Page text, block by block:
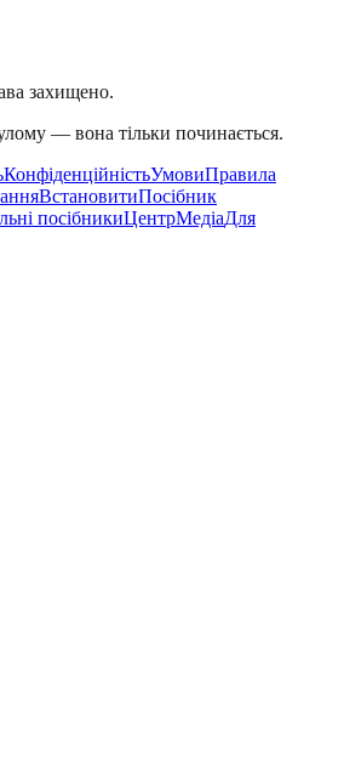
захищено.
— вона тільки починається.
КонфіденційністьУмовиПравила
ВстановитиПосібник
посібникиЦентрМедіаДля